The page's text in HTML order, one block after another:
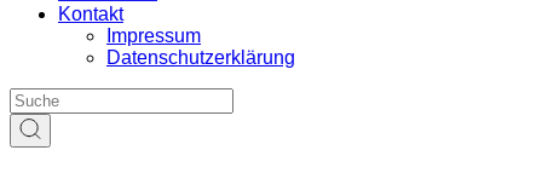
Kontakt
Impressum
Datenschutzerklärung